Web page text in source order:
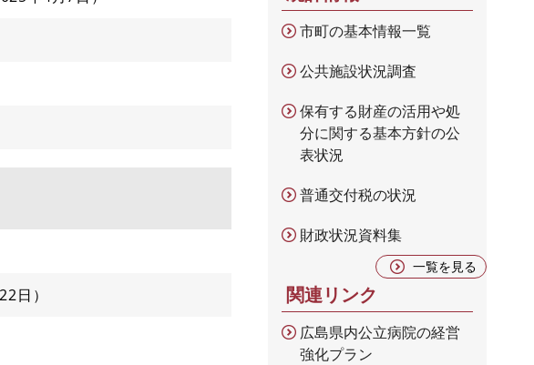
日
市町の基本情報一覧
公共施設状況調査
保有する財産の活用や処
分に関する基本方針の公
表状況
普通交付税の状況
財政状況資料集
一覧を見る
関連リンク
広島県内公立病院の経営
強化プラン